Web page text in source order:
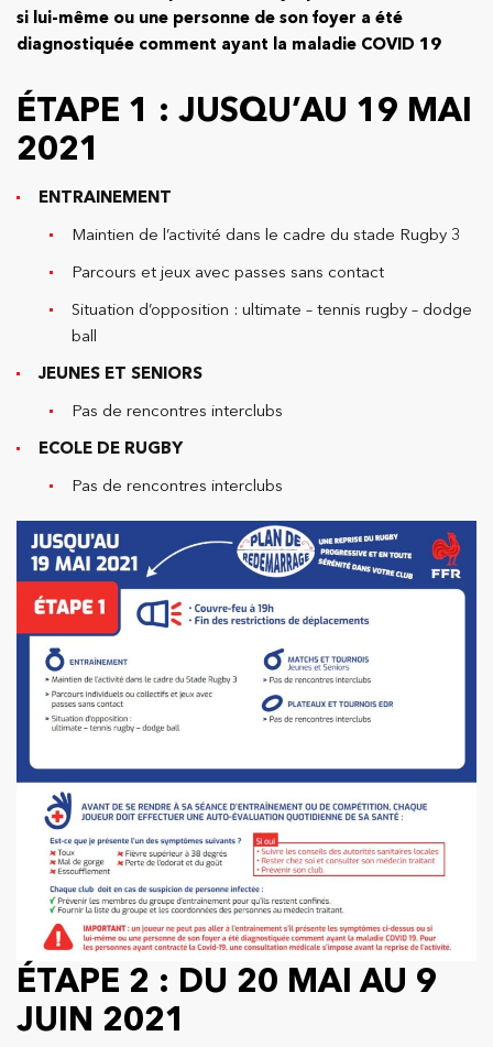
si lui-même ou une personne de son foyer a été
diagnostiquée comment ayant la maladie COVID 19
ÉTAPE 1 : JUSQU’AU 19 MAI
2021
ENTRAINEMENT
Maintien de l’activité dans le cadre du stade Rugby 3
Parcours et jeux avec passes sans contact
Situation d’opposition : ultimate – tennis rugby – dodge
ball
JEUNES ET SENIORS
Pas de rencontres interclubs
ECOLE DE RUGBY
Pas de rencontres interclubs
ÉTAPE 2 : DU 20 MAI AU 9
JUIN 2021